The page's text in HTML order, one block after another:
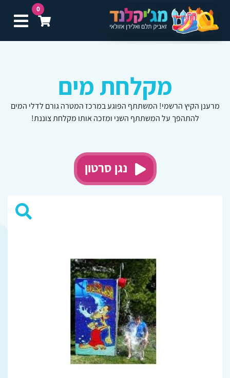
0
מקלחת מים
מרענן הקיץ הרשמי! המשתתף הפוגע במרכז המטרה גורם לדלי המים
להתהפך על המשתתף השני ומזכה אותו מקלחת צוננת!
נגן סרטון